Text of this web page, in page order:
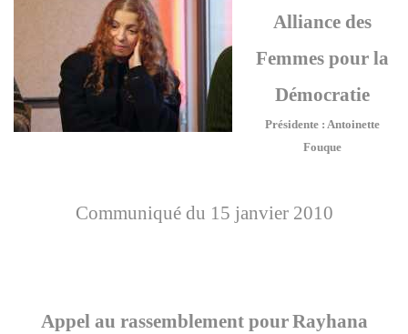
Alliance des
Femmes pour la
Démocratie
Présidente : Antoinette
Fouque
Communiqué du 15 janvier 2010
Appel au rassemblement pourRayhana